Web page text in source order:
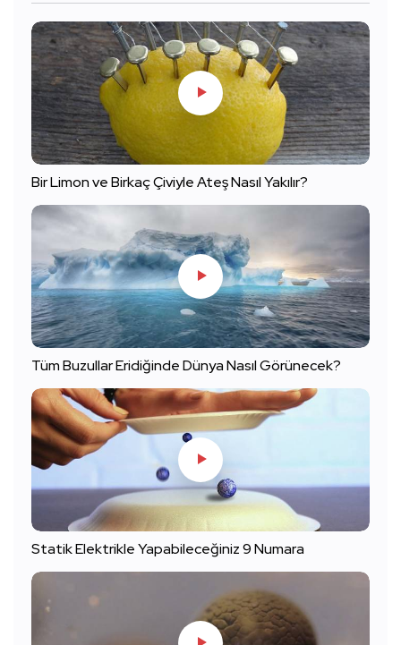
Bir Limon ve Birkaç Çiviyle Ateş Nasıl Yakılır?
Tüm Buzullar Eridiğinde Dünya Nasıl Görünecek?
Statik Elektrikle Yapabileceğiniz 9 Numara